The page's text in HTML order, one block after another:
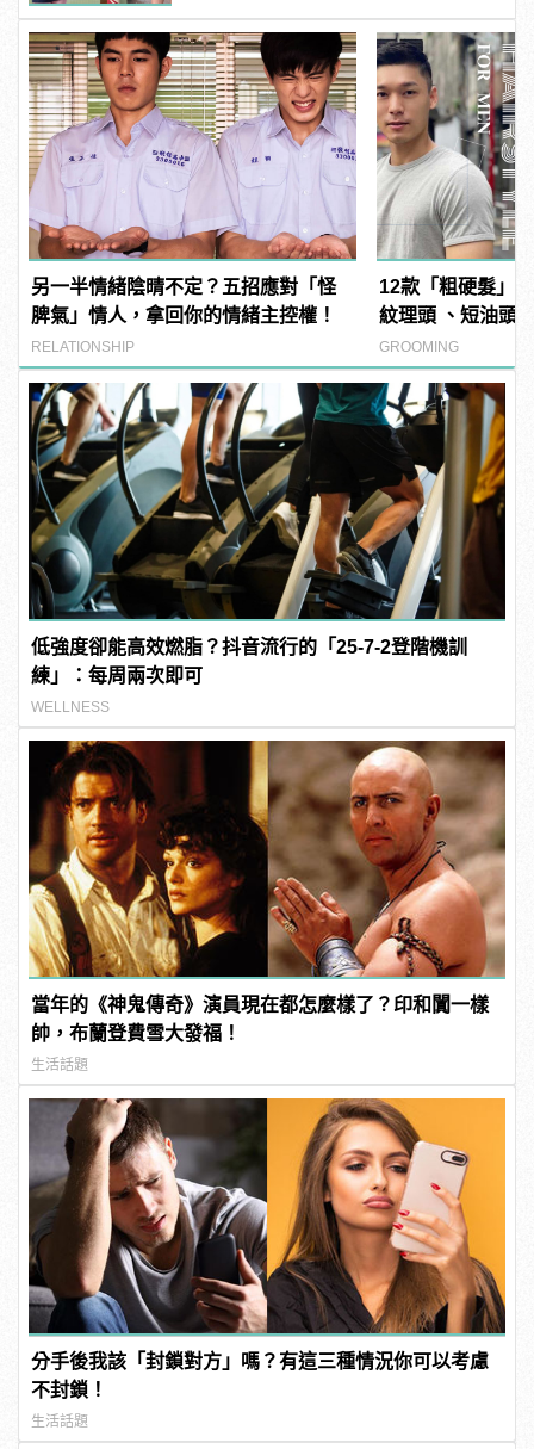
另一半情緒陰晴不定？五招應對「怪
脾氣」情人，拿回你的情緒主控權！
RELATIONSHIP
12款「粗硬髮」
紋理頭 、短油頭
GROOMING
低強度卻能高效燃脂？抖音流行的「25-7-2登階機訓
練」：每周兩次即可
WELLNESS
當年的《神鬼傳奇》演員現在都怎麼樣了？印和闐一樣
帥，布蘭登費雪大發福！
生活話題
分手後我該「封鎖對方」嗎？有這三種情況你可以考慮
不封鎖！
生活話題